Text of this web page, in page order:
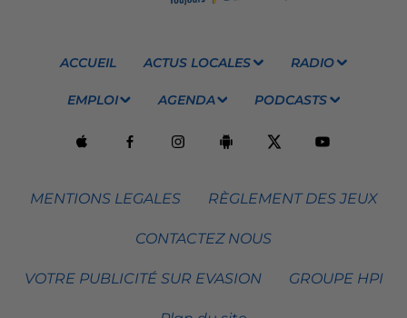
ACCUEIL ACTUS LOCALES RADIO
EMPLOI AGENDA PODCASTS
MENTIONS LEGALES RÈGLEMENT DES JEUX
CONTACTEZ NOUS
VOTRE PUBLICITÉ SUR EVASION GROUPE HPI